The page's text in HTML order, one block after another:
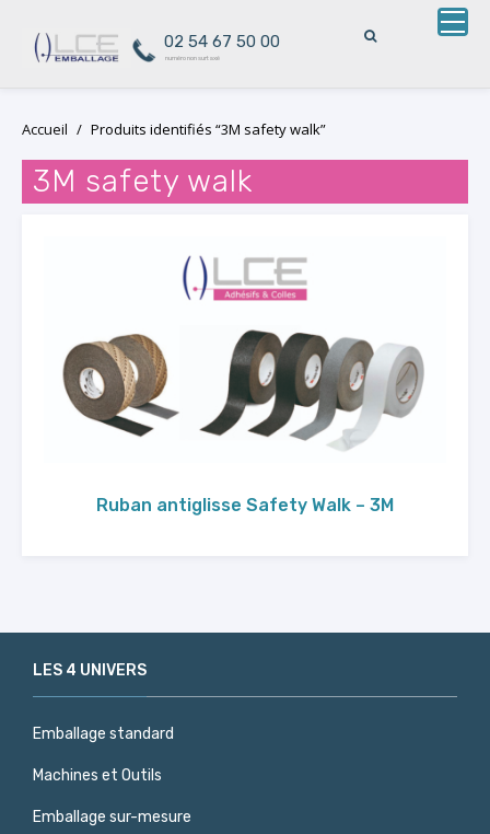
02 54 67 50 00
numéro non surtaxé
content
Accueil / Produits identifiés “3M safety walk”
3M safety walk
Ruban antiglisse Safety Walk – 3M
LES 4 UNIVERS
Emballage standard
Machines et Outils
Emballage sur-mesure